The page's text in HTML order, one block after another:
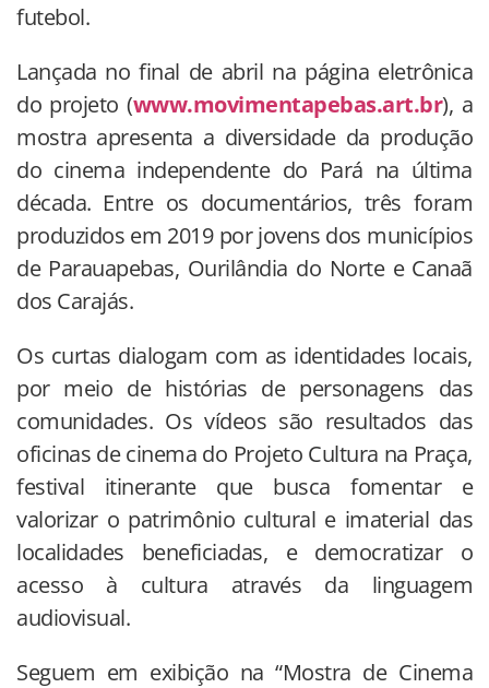
futebol.
Lançada no final de abril na página eletrônica
do projeto (www.movimentapebas.art.br), a
mostra apresenta a diversidade da produção
do cinema independente do Pará na última
década. Entre os documentários, três foram
produzidos em 2019 por jovens dos municípios
de Parauapebas, Ourilândia do Norte e Canaã
dos Carajás.
Os curtas dialogam com as identidades locais,
por meio de histórias de personagens das
comunidades. Os vídeos são resultados das
oficinas de cinema do Projeto Cultura na Praça,
festival itinerante que busca fomentar e
valorizar o patrimônio cultural e imaterial das
localidades beneficiadas, e democratizar o
acesso à cultura através da linguagem
audiovisual.
Seguem em exibição na “Mostra de Cinema